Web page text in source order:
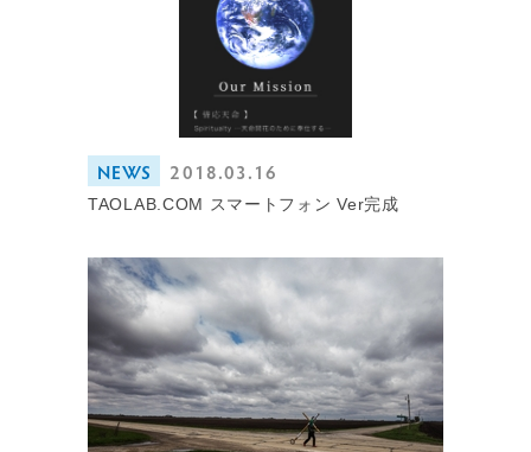
NEWS
2018.03.16
TAOLAB.COM スマートフォン Ver完成